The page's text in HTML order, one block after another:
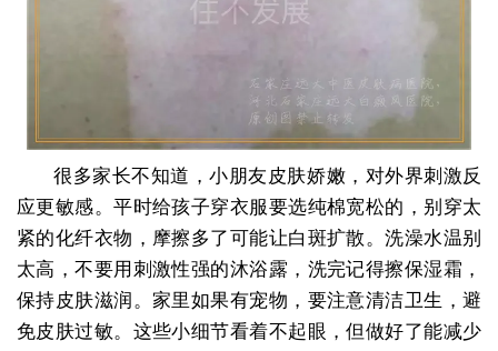
很多家长不知道，小朋友皮肤娇嫩，对外界刺激反
应更敏感。平时给孩子穿衣服要选纯棉宽松的，别穿太
紧的化纤衣物，摩擦多了可能让白斑扩散。洗澡水温别
太高，不要用刺激性强的沐浴露，洗完记得擦保湿霜，
保持皮肤滋润。家里如果有宠物，要注意清洁卫生，避
免皮肤过敏。这些小细节看着不起眼，但做好了能减少